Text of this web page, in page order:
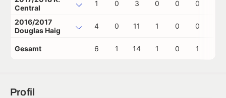
Central
1 0 3 0 0 0
2016/2017
Douglas Haig
4 0 11 1 0 0
Gesamt 6 1 14 1 0 1
Profil